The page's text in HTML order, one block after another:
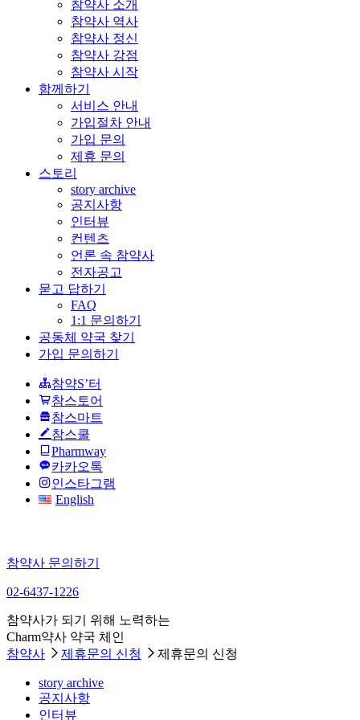
참약사 소개
참약사 역사
참약사 정신
참약사 강점
참약사 시작
함께하기
서비스 안내
가입절차 안내
가입 문의
제휴 문의
스토리
story archive
공지사항
인터뷰
컨텐츠
언론 속 참약사
전자공고
묻고 답하기
FAQ
1:1 문의하기
공동체 약국 찾기
가입 문의하기
참약S’터
참스토어
참스마트
참스쿨
Pharmway
카카오톡
인스타그램
English
참약사 문의하기
02-6437-1226
참약사가 되기 위해 노력하는
Charm약사 약국 체인
참약사
제휴문의 신청 제휴문의 신청
story archive
공지사항
인터뷰